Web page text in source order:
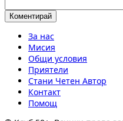
За нас
Мисия
Общи условия
Приятели
Стани Четен Автор
Контакт
Помощ